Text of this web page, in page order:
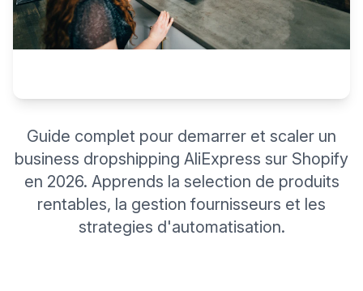
Guide complet pour demarrer et scaler un
business dropshipping AliExpress sur Shopify
en 2026. Apprends la selection de produits
rentables, la gestion fournisseurs et les
strategies d'automatisation.